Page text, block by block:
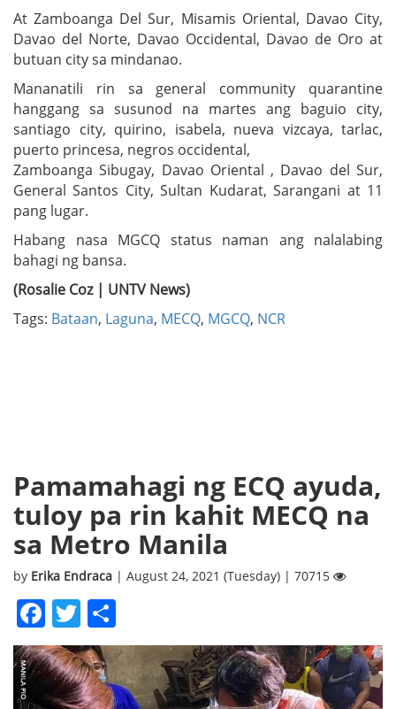
At Zamboanga Del Sur, Misamis Oriental, Davao City,
Davao del Norte, Davao Occidental, Davao de Oro at
butuan city sa mindanao.
Mananatili rin sa general community quarantine
hanggang sa susunod na martes ang baguio city,
santiago city, quirino, isabela, nueva vizcaya, tarlac,
puerto princesa, negros occidental,
Zamboanga Sibugay, Davao Oriental , Davao del Sur,
General Santos City, Sultan Kudarat, Sarangani at 11
pang lugar.
Habang nasa MGCQ status naman ang nalalabing
bahagi ng bansa.
(Rosalie Coz | UNTV News)
Tags: Bataan, Laguna, MECQ, MGCQ, NCR
Pamamahagi ng ECQ ayuda,
tuloy pa rin kahit MECQ na
sa Metro Manila
by Erika Endraca | August 24, 2021 (Tuesday) | 70715
Facebook
Twitter